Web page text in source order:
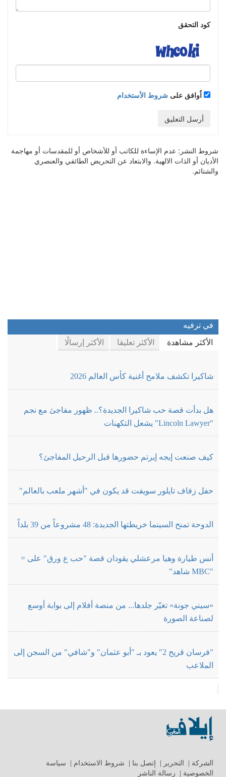
كود التحقق
اُوافق على شروط الأستخدام
أرسل التعليق
شروط النشر: عدم الإساءة للكاتب أو للأشخاص أو للمقدسات أو مهاجمة
الأديان أو الذات الالهية. والابتعاد عن التحريض الطائفي والعنصري
والشتائم.
في ترفيه
الأكثر مشاهدة الأكثر تعليقا الأكثر إرسالًا
شاكيرا تكشف ملامح أغنية كأس العالم 2026
هل بدأت قصة حب شاكيرا الجديدة؟.. ظهور مفاجئ مع نجم
"Lincoln Lawyer" يشعل التكهنات
كيف صنعت إيجه إيرتم حضورها قبل الرحيل المفاجئ؟
حفل زفاف تايلور سويفت قد يكون في "أشهر ملعب بالعالم"
الدوحة تمنح السينما خريطتها الجديدة: 48 مشروعاً من 39 بلداً
أنس طيارة وهيا مرعشلي يقودان قصة "حب ع ورق" على =
"MBC شاهد"
«سيني جونة» تغيّر جلدها... من منصة أفلام إلى بوابة أوسع
لصناعة الصورة
"فرسان قريح 2" يعود بـ "أبو عثمان" و"شافي" من السجن إلى
الملاعب
الشركة التحرير إتصل بنا شروط الاستخدام
سياسة
الخصوصية
رسالة الناشر